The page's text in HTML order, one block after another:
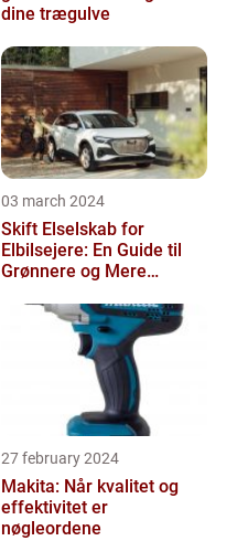
dine trægulve
03 march 2024
Skift Elselskab for
Elbilsejere: En Guide til
Grønnere og Mere
27 february 2024
Makita: Når kvalitet og
effektivitet er
nøgleordene